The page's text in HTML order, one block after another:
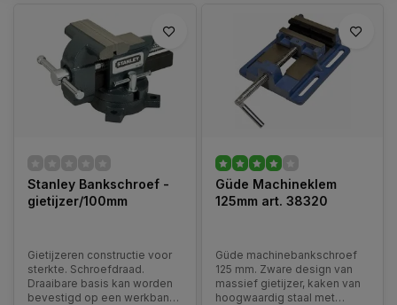
Stanley Bankschroef -
gietijzer/100mm
Gietijzeren constructie voor
sterkte. Schroefdraad.
Draaibare basis kan worden
bevestigd op een werkbank
Güde Machineklem
125mm art. 38320
Güde machinebankschroef
125 mm. Zware design van
massief gietijzer, kaken van
hoogwaardig staal met